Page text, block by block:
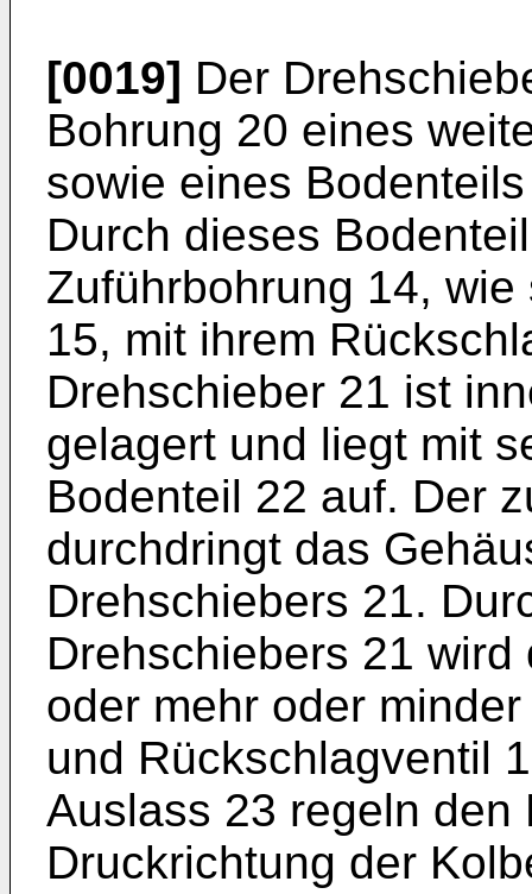
[0019] Der
Bohrung 20 eines
sowie eines
Durch dieses
Zuführbohrung 14,
15, mit ihrem
Drehschieber 21 ist
gelagert und liegt mit
Bodenteil 22 auf. Der
durchdringt das
Drehschiebers 21.
Drehschiebers 21
oder mehr oder
und Rückschlagventil
Auslass 23 regeln den
Druckrichtung der